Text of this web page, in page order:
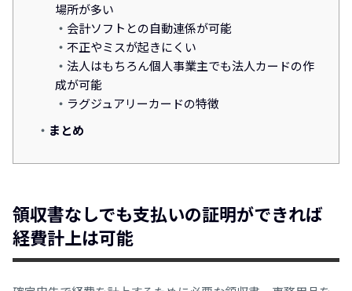
場所が多い
会計ソフトとの自動連係が可能
不正やミスが起きにくい
法人はもちろん個人事業主でも法人カードの作
成が可能
ラグジュアリーカードの特徴
まとめ
領収書なしでも支払いの証明ができれば
経費計上は可能